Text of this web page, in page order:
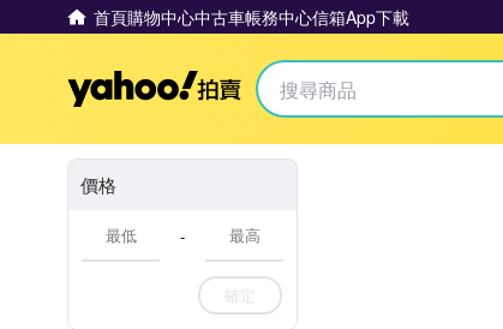
首頁購物中心中古車帳務中心信箱App下載
Yahoo拍賣
價格
-
確定